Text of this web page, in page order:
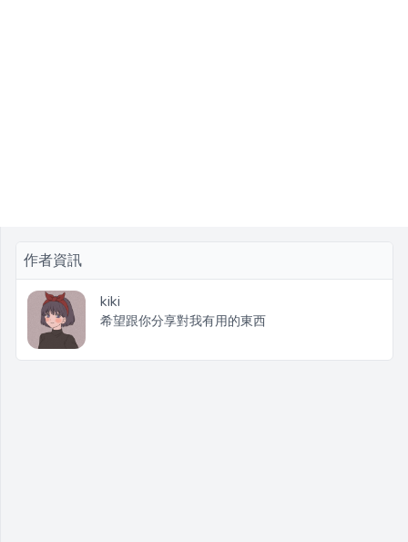
作者資訊
kiki
希望跟你分享對我有用的東西